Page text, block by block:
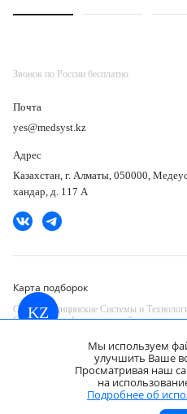
KZ
Pentax EG-3490K гастроскоп
Звонок по России бесплатно
Почта
yes@medsyst.kz
Адрес
Казахстан, г. Алматы, 050000,
хандар, д. 117 А
Карта подборок
ООО «Медицинские Системы и
Сайт носит информационный характер и
Разработано в компании —
Мы используем
улучшить Ваше
Просматривая наш
на
Подробнее об